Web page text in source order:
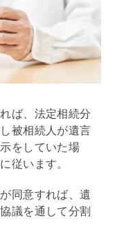
ば、法定相続分
被相続人が遺言
をしていた場
従います。
同意すれば、遺
議を通して分割